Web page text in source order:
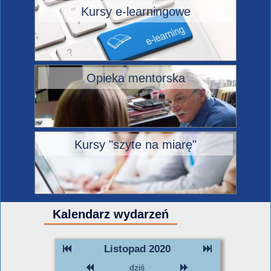
Kursy e-learningowe
Opieka mentorska
Kursy "szyte na miarę"
Kalendarz wydarzeń
Listopad 2020
dziś